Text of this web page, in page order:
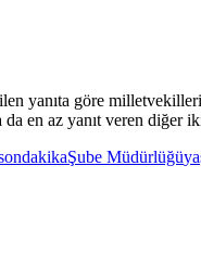
yanıta göre
en az yanıt veren diğer
Şube Müdürlüğü